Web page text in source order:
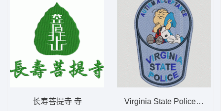
长寿菩提寺 寺 Virginia State Police